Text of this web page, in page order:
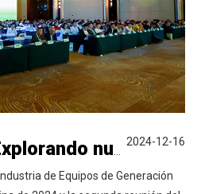
de Equipos de Generación
2024-12-16